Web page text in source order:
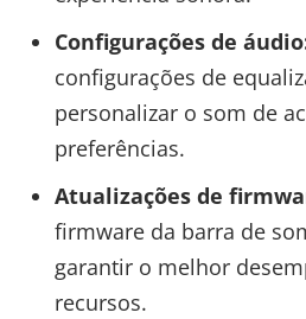
Configurações de
configurações de
personalizar o som de
preferências.
Atualizações de
firmware da barra de
garantir o melhor
recursos.